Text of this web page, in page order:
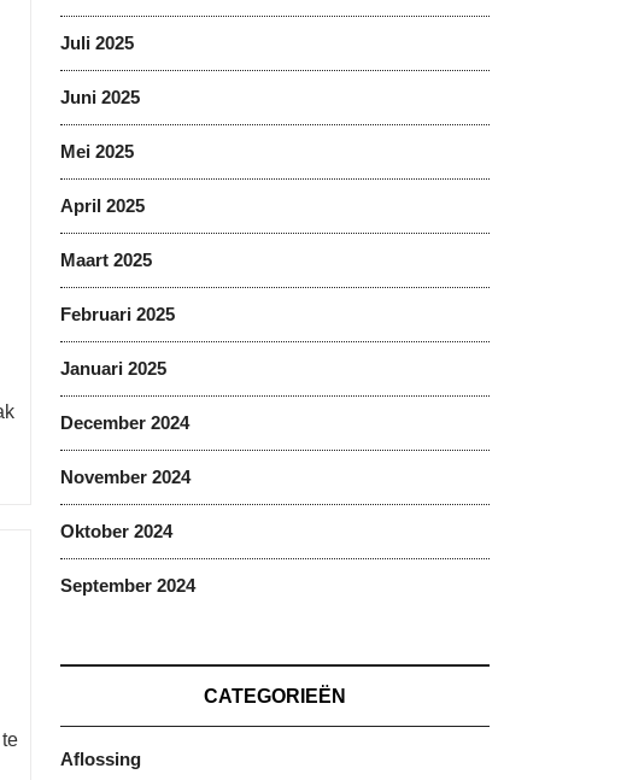
Juli 2025
Juni 2025
Mei 2025
April 2025
Maart 2025
Februari 2025
Januari 2025
December 2024
November 2024
Oktober 2024
September 2024
CATEGORIEËN
Aflossing